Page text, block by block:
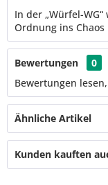
In der „Würfel-
Ordnung ins
Bewertungen
0
Bewertungen
Ähnliche Artikel
Kunden kauften